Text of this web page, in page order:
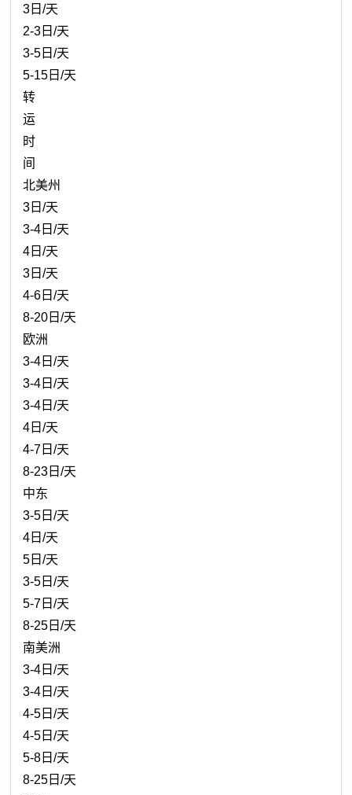
3日/天
2-3日/天
3-5日/天
5-15日/天
转
运
时
间
北美州
3日/天
3-4日/天
4日/天
3日/天
4-6日/天
8-20日/天
欧洲
3-4日/天
3-4日/天
3-4日/天
4日/天
4-7日/天
8-23日/天
中东
3-5日/天
4日/天
5日/天
3-5日/天
5-7日/天
8-25日/天
南美洲
3-4日/天
3-4日/天
4-5日/天
4-5日/天
5-8日/天
8-25日/天